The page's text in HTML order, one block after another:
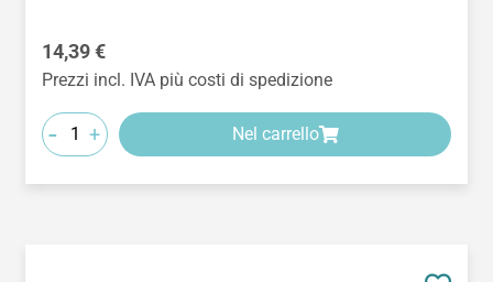
Prezzo normale:
14,39 €
Prezzi incl. IVA più costi di spedizione
- + Nel carrello